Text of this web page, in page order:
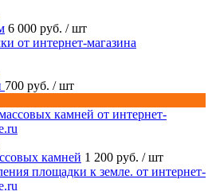
6 000 руб. / шт
700 руб. / шт
камней 1 200 руб. / шт